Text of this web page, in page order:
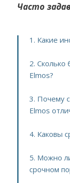
Часто
1. Какие
2. Сколько
Elmos?
3. Почему
Elmos
4. Каковы
5. Можно
срочном